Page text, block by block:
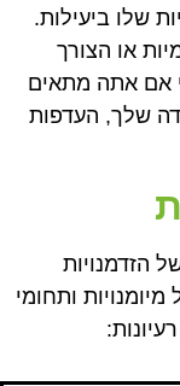
שלו ביעילות.
או הצורך
אם אתה מתאים
שלך, העדפות
הזדמנויות
ותחומי